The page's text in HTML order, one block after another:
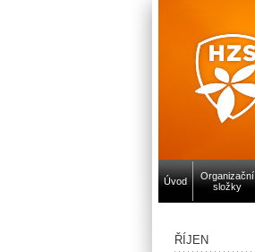
Úvod
Organizační
složky
ŘÍJEN